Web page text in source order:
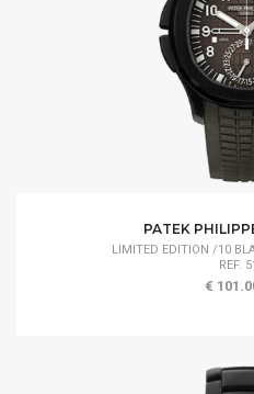
PATEK
LIMITED EDITION /10
REF.
€